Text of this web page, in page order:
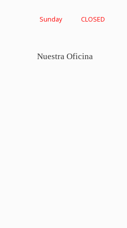
Sunday CLOSED
Nuestra Oficina